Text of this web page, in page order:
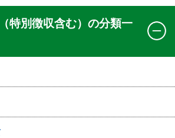
特別徴収含む）の分類一